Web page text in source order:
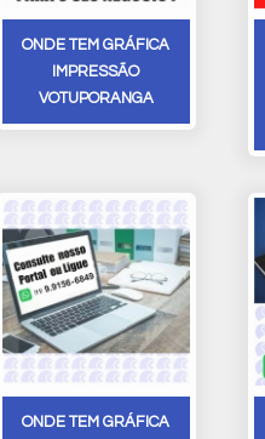
ONDE TEM GRÁFICA
IMPRESSÃO
VOTUPORANGA
ONDE TEM GRÁFICA